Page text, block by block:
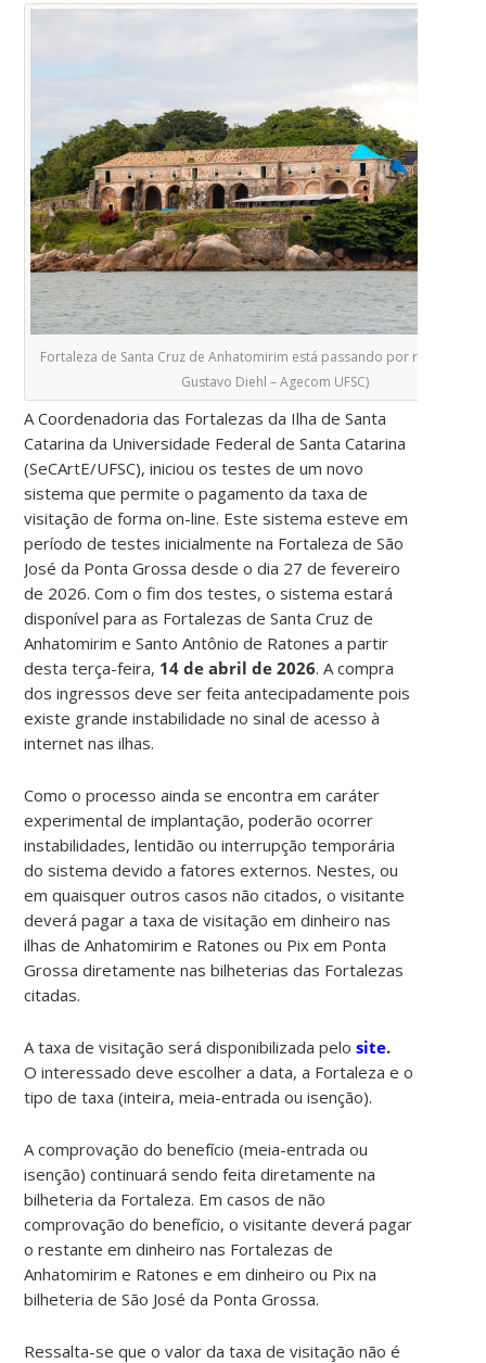
Fortaleza de Santa Cruz de Anhatomirim está passando por reformas
Gustavo Diehl – Agecom UFSC)
A Coordenadoria das Fortalezas da Ilha de Santa
Catarina da Universidade Federal de Santa Catarina
(SeCArtE/UFSC), iniciou os testes de um novo
sistema que permite o pagamento da taxa de
visitação de forma on-line. Este sistema esteve em
período de testes inicialmente na Fortaleza de São
José da Ponta Grossa desde o dia 27 de fevereiro
de 2026. Com o fim dos testes, o sistema estará
disponível para as Fortalezas de Santa Cruz de
Anhatomirim e Santo Antônio de Ratones a partir
desta terça-feira, 14 de abril de 2026. A compra
dos ingressos deve ser feita antecipadamente pois
existe grande instabilidade no sinal de acesso à
internet nas ilhas.
Como o processo ainda se encontra em caráter
experimental de implantação, poderão ocorrer
instabilidades, lentidão ou interrupção temporária
do sistema devido a fatores externos. Nestes, ou
em quaisquer outros casos não citados, o visitante
deverá pagar a taxa de visitação em dinheiro nas
ilhas de Anhatomirim e Ratones ou Pix em Ponta
Grossa diretamente nas bilheterias das Fortalezas
citadas.
A taxa de visitação será disponibilizada pelosite.
O interessado deve escolher a data, a Fortaleza e o
tipo de taxa (inteira, meia-entrada ou isenção).
A comprovação do benefício (meia-entrada ou
isenção) continuará sendo feita diretamente na
bilheteria da Fortaleza. Em casos de não
comprovação do benefício, o visitante deverá pagar
o restante em dinheiro nas Fortalezas de
Anhatomirim e Ratones e em dinheiro ou Pix na
bilheteria de São José da Ponta Grossa.
Ressalta-se que o valor da taxa de visitação não é